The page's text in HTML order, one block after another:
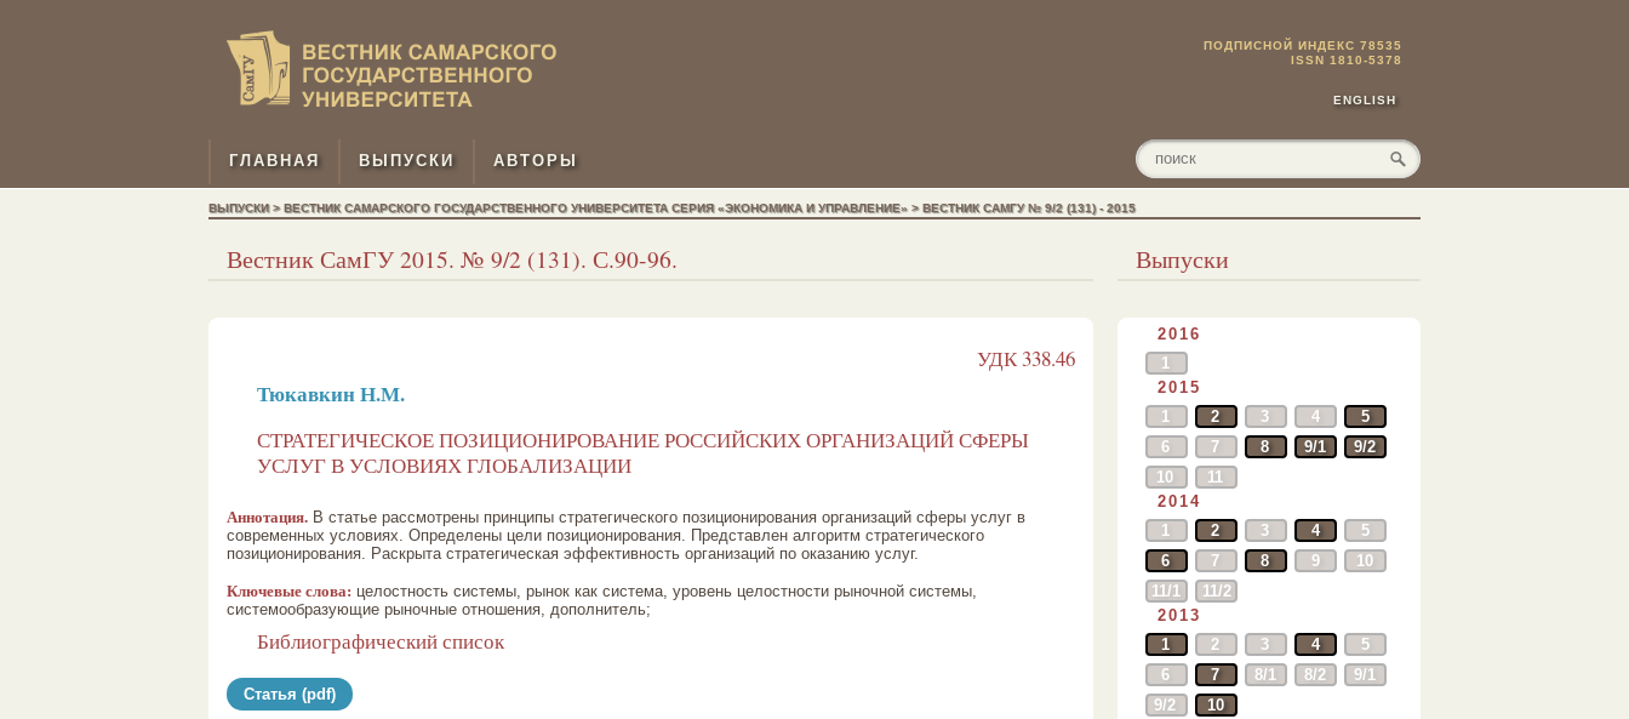
ПОДПИСНОЙ ИНДЕКС 78535
ISSN 1810-5378
ENGLISH
ГЛАВНАЯ ВЫПУСКИ АВТОРЫ
ВЫПУСКИ > ВЕСТНИК САМАРСКОГО ГОСУДАРСТВЕННОГО УНИВЕРСИТЕТА СЕРИЯ «ЭКОНОМИКА И УПРАВЛЕНИЕ» > ВЕСТНИК САМГУ № 9/2 (131) - 2015
Вестник СамГУ 2015. № 9/2 (131). С.90-96.
УДК 338.46
Тюкавкин Н.М.
СТРАТЕГИЧЕСКОЕ ПОЗИЦИОНИРОВАНИЕ РОССИЙСКИХ ОРГАНИЗАЦИЙ СФЕРЫ
УСЛУГ В УСЛОВИЯХ ГЛОБАЛИЗАЦИИ
Аннотация. В статье рассмотрены принципы стратегического позиционирования организаций сферы услуг в
современных условиях. Определены цели позиционирования. Представлен алгоритм стратегического
позиционирования. Раскрыта стратегическая эффективность организаций по оказанию услуг.
Ключевые слова: целостность системы, рынок как система, уровень целостности рыночной системы,
системообразующие рыночные отношения, дополнитель;
Библиографический список
Статья (pdf)
Выпуски
2016
1
2015
1
2 3 4
5
6
7 8 9/1
9/2
10
11
2014
1
2 3 4
5
6
7 8 9
10
11/1
11/2
2013
1
2 3 4
5
6
7 8/1 8/2
9/1
9/2
10